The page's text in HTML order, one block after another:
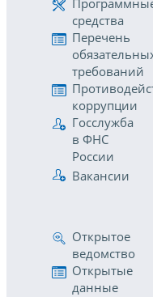
средства
Перечень
требований
коррупции
Госслужба
в ФНС
России
Вакансии
Открытое
ведомство
Открытые
данные